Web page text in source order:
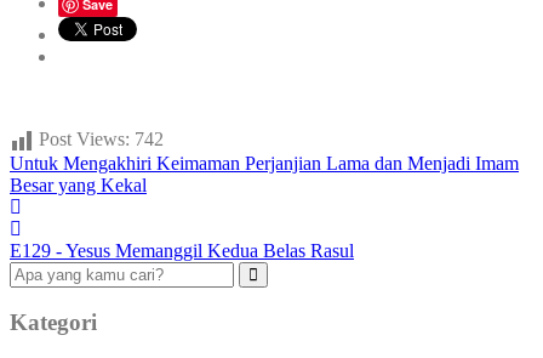
Save
Post Views: 742
Untuk Mengakhiri Keimaman Perjanjian Lama dan Menjadi Imam
Besar yang Kekal
E129 - Yesus Memanggil Kedua Belas Rasul
Kategori